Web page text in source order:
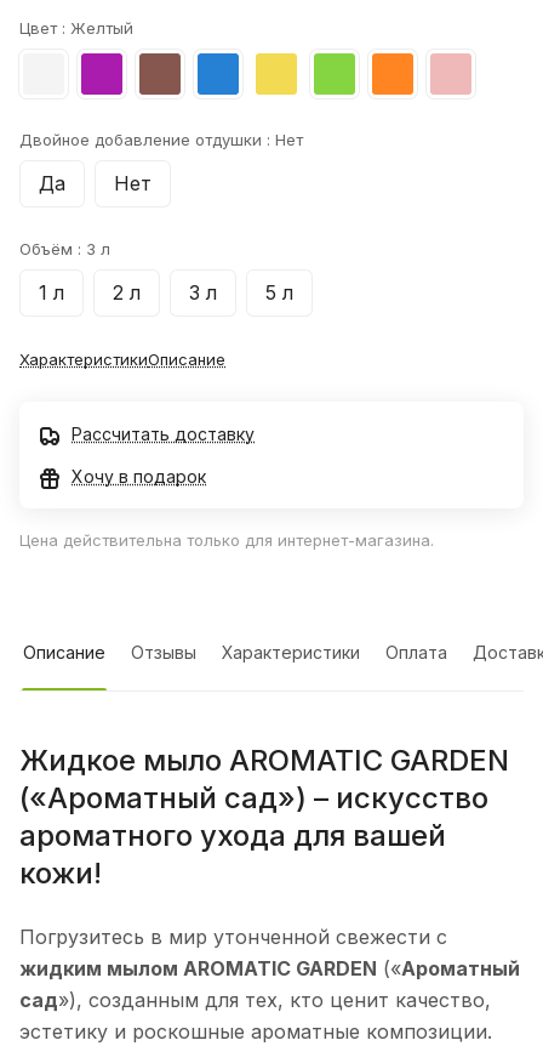
Цвет : Желтый
Двойное добавление отдушки : Нет
Да Нет
Объём : 3 л
1 л 2 л 3 л 5 л
ХарактеристикиОписание
Рассчитать доставку
Хочу в подарок
Цена действительна только для интернет-магазина.
Описание Отзывы Характеристики Оплата
Жидкое мыло AROMATIC GARDEN
(«Ароматный сад») – искусство
ароматного ухода для вашей
кожи!
Погрузитесь в мир утонченной свежести с
жидким мылом AROMATIC GARDEN («Ароматный
сад»), созданным для тех, кто ценит качество,
эстетику и роскошные ароматные композиции.